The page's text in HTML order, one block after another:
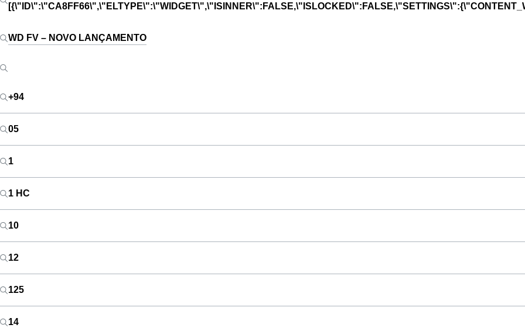
WD FV – NOVO LANÇAMENTO
+94
05
1
1 HC
10
12
125
14